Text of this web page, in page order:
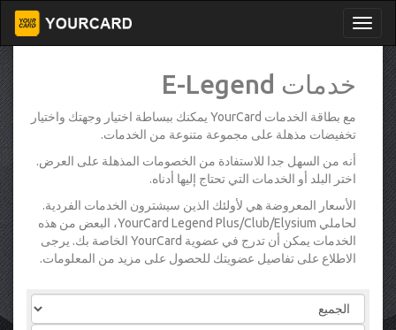
خدمات E-Legend
مع بطاقة الخدمات YourCard يمكنك ببساطة اختيار وجهتك واختيار
تخفيضات مذهلة على مجموعة متنوعة من الخدمات.
أنه من السهل جدا للاستفادة من الخصومات المذهلة على العرض.
اختر البلد أو الخدمات التي تحتاج إليها أدناه.
الأسعار المعروضة هي لأولئك الذين سيشترون الخدمات الفردية.
لحاملي YourCard Legend Plus/Club/Elysium، البعض من هذه
الخدمات يمكن أن تدرج في عضوية YourCard الخاصة بك. يرجى
الاطلاع على تفاصيل عضويتك للحصول على مزيد من المعلومات.